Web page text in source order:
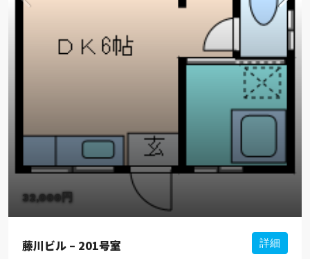
32,000円
藤川ビル – 201号室 詳細